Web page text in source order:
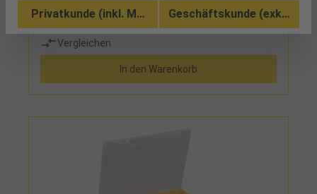
dadurch 7-43 Fächer möglich, einfache
Deckelsicherung durch stabilen
Verschlussschieber, sichere Sortierung: Fächer
schließen fest mit Deckel ab, mit handelsüblichem
Vorhängeschloss abschließbar
Vergleichen
In den Warenkorb
Privatkunde (inkl. MwSt.) Geschäftskunde (exkl.